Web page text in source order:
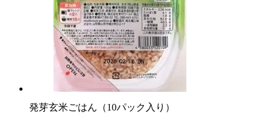
発芽玄米ごはん（10パック入り）